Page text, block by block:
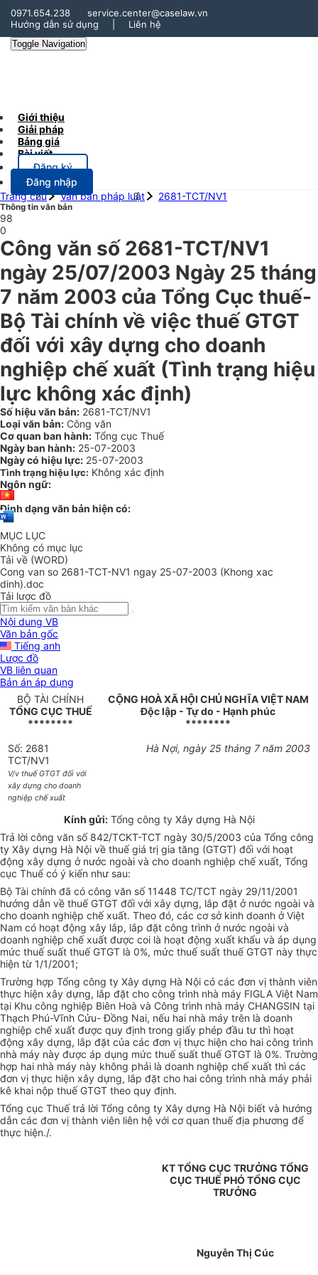
0971.654.238
service.center@caselaw.vn
Hướng dẫn sử dụng
Liên hệ
Toggle Navigation
Giới thiệu
Giải pháp
Bảng giá
Bài viết
Đăng ký
Đăng nhập
Trang chủ
Văn bản pháp luật 2681-TCT/NV1
Thông tin văn bản
98
0
Công văn số 2681-TCT/NV1
ngày 25/07/2003 Ngày 25 tháng
7 năm 2003 của Tổng Cục thuế-
Bộ Tài chính về việc thuế GTGT
đối với xây dựng cho doanh
nghiệp chế xuất (Tình trạng hiệu
lực không xác định)
Số hiệu văn bản: 2681-TCT/NV1
Loại văn bản: Công văn
Cơ quan ban hành: Tổng cục Thuế
Ngày ban hành: 25-07-2003
Ngày có hiệu lực: 25-07-2003
Tình trạng hiệu lực: Không xác định
Ngôn ngữ:
Định dạng văn bản hiện có:
MỤC LỤC
Không có mục lục
Tải về (WORD)
Cong van so 2681-TCT-NV1 ngay 25-07-2003 (Khong xac
dinh).doc
Tải lược đồ
Nội dung VB
Văn bản gốc
Tiếng anh
Lược đồ
VB liên quan
Bản án áp dụng
BỘ TÀI CHÍNH
TỔNG CỤC THUẾ
********
CỘNG HOÀ XÃ HỘI CHỦ NGHĨA VIỆT NAM
Độc lập - Tự do - Hạnh phúc
********
Số: 2681
TCT/NV1
V/v thuế GTGT đối với
xây dựng cho doanh
nghiệp chế xuất
Hà Nợi, ngày 25 tháng 7 năm 2003
Kính gửi:Tổng công ty Xây dựng Hà Nội
Trả lời công văn số 842/TCKT-TCT ngày 30/5/2003 của Tổng công
ty Xây dựng Hà Nội về thuế giá trị gia tăng (GTGT) đối với hoạt
động xây dựng ở nước ngoài và cho doanh nghiệp chế xuất, Tổng
cục Thuế có ý kiến như sau:
Bộ Tài chính đã có công văn số 11448 TC/TCT ngày 29/11/2001
hướng dẫn về thuế GTGT đối với xây dựng, lắp đặt ở nước ngoài và
cho doanh nghiệp chế xuất. Theo đó, các cơ sở kinh doanh ở Việt
Nam có hoạt động xây lắp, lắp đặt công trình ở nước ngoài và
doanh nghiệp chế xuất được coi là hoạt động xuất khẩu và áp dụng
mức thuế suất thuế GTGT là 0%, mức thuế suất thuế GTGT này thực
hiện từ 1/1/2001;
Trường hợp Tổng công ty Xây dựng Hà Nội có các đơn vị thành viên
thực hiện xây dựng, lắp đặt cho công trình nhà máy FIGLA Việt Nam
tại Khu công nghiệp Biên Hoà và Công trình nhà máy CHANGSIN tại
Thạch Phú-Vĩnh Cửu- Đồng Nai, nếu hai nhà máy trên là doanh
nghiệp chế xuất được quy định trong giấy phép đầu tư thì hoạt
động xây dựng, lắp đặt của các đơn vị thực hiện cho hai công trình
nhà máy này được áp dụng mức thuế suất thuế GTGT là 0%. Trường
hợp hai nhà máy này không phải là doanh nghiệp chế xuất thì các
đơn vị thực hiện xây dựng, lắp đặt cho hai công trình nhà máy phải
kê khai nộp thuế GTGT theo quy định.
Tổng cục Thuế trả lời Tổng công ty Xây dựng Hà Nội biết và hướng
dẫn các đơn vị thành viên liên hệ với cơ quan thuế địa phương để
thực hiện./.
KT TỔNG CỤC TRƯỞNG TỔNG
CỤC THUẾ PHÓ TỔNG CỤC
TRƯỞNG
Nguyễn Thị Cúc